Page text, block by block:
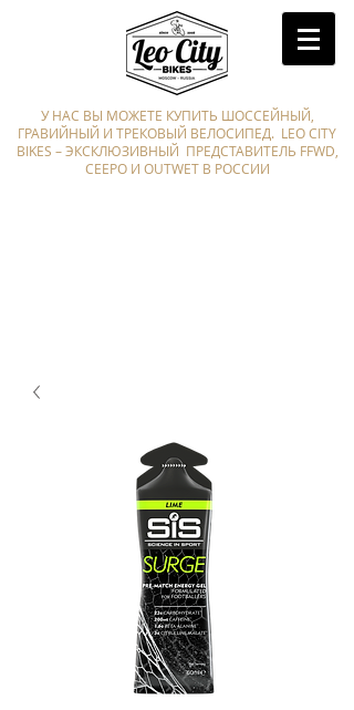
У НАС ВЫ МОЖЕТЕ КУПИТЬ ШОССЕЙНЫЙ,
ГРАВИЙНЫЙ И ТРЕКОВЫЙ ВЕЛОСИПЕД. LEO CITY
BIKES – ЭКСКЛЮЗИВНЫЙ ПРЕДСТАВИТЕЛЬ FFWD,
CEEPO И OUTWET В РОССИИ